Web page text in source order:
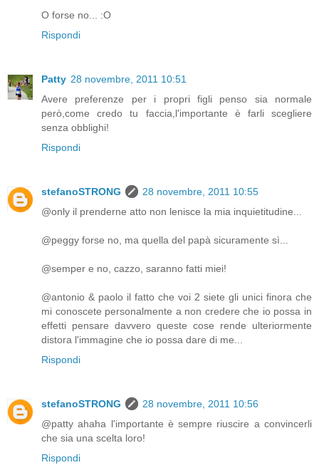
O forse no... :O
Rispondi
Patty 28 novembre, 2011 10:51
Avere preferenze per i propri figli penso sia normale
però,come credo tu faccia,l'importante è farli scegliere
senza obblighi!
Rispondi
stefanoSTRONG
28 novembre, 2011 10:55
@only il prenderne atto non lenisce la mia inquietitudine...
@peggy forse no, ma quella del papà sicuramente sì...
@semper e no, cazzo, saranno fatti miei!
@antonio & paolo il fatto che voi 2 siete gli unici finora che
mi conoscete personalmente a non credere che io possa in
effetti pensare davvero queste cose rende ulteriormente
distora l'immagine che io possa dare di me...
Rispondi
stefanoSTRONG
28 novembre, 2011 10:56
@patty ahaha l'importante è sempre riuscire a convincerli
che sia una scelta loro!
Rispondi